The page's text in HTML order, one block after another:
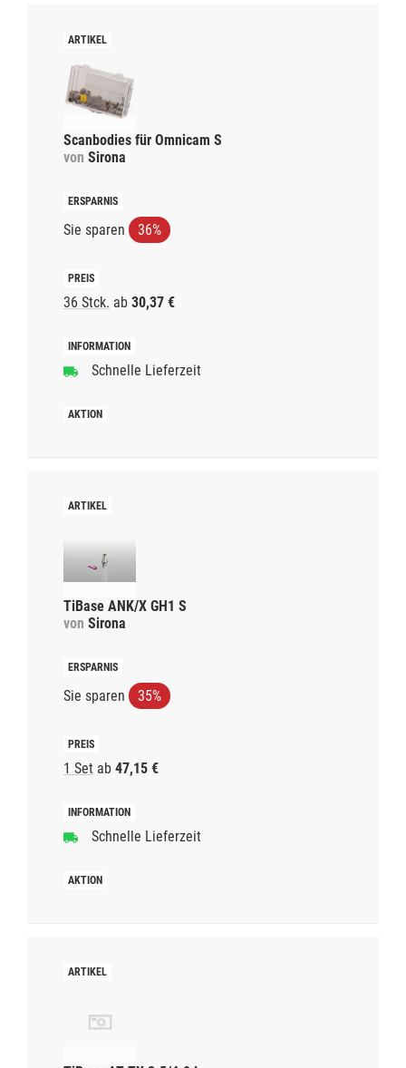
Scanbodies für Omnicam S
von Sirona
Sie sparen 36%
36 Stck. ab 30,37 €
Schnelle Lieferzeit
TiBase ANK/X GH1 S
von Sirona
Sie sparen 35%
1 Set ab 47,15 €
Schnelle Lieferzeit